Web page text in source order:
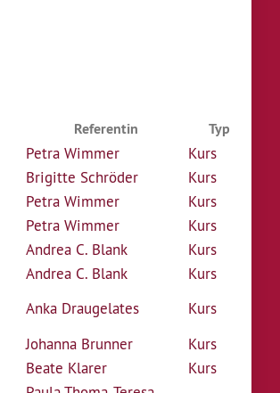
Referentin Typ
Petra Wimmer
Kurs
Brigitte Schröder
Kurs
Petra Wimmer
Kurs
Petra Wimmer
Kurs
Andrea C. Blank
Kurs
Andrea C. Blank
Kurs
Anka Draugelates
Kurs
Johanna Brunner
Kurs
Beate Klarer
Kurs